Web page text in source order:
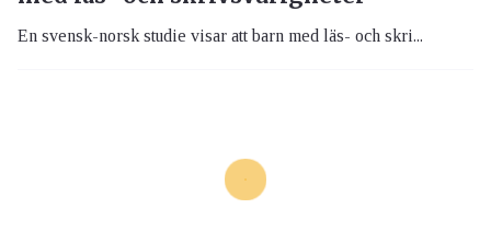
En svensk-norsk studie visar att barn med läs- och skri...